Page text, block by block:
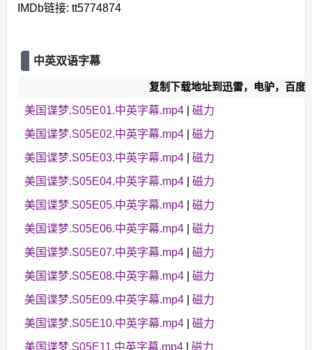
IMDb链接: tt5774874
中英双语字幕
复制下载地址到迅雷，电驴，百度
美国谍梦.S05E01.中英字幕.mp4| 磁力
美国谍梦.S05E02.中英字幕.mp4| 磁力
美国谍梦.S05E03.中英字幕.mp4| 磁力
美国谍梦.S05E04.中英字幕.mp4| 磁力
美国谍梦.S05E05.中英字幕.mp4| 磁力
美国谍梦.S05E06.中英字幕.mp4| 磁力
美国谍梦.S05E07.中英字幕.mp4| 磁力
美国谍梦.S05E08.中英字幕.mp4| 磁力
美国谍梦.S05E09.中英字幕.mp4| 磁力
美国谍梦.S05E10.中英字幕.mp4| 磁力
美国谍梦.S05E11.中英字幕.mp4| 磁力